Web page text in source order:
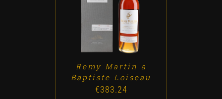
ADD TO CART DETALLES
Remy Martin a
Baptiste Loiseau
€383.24